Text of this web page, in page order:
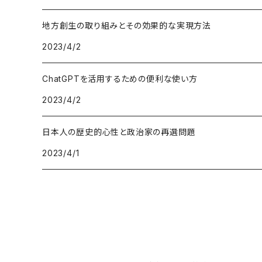
地方創生の取り組みとその効果的な実現方法
2023/4/2
ChatGPTを活用するための便利な使い方
2023/4/2
日本人の歴史的心性と政治家の再選問題
2023/4/1